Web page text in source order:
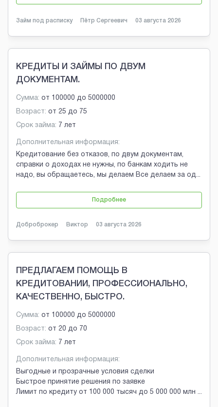
Займ под расписку Пётр Сергеевич 03 августа 2026
КРЕДИТЫ И ЗАЙМЫ ПО ДВУМ
ДОКУМЕНТАМ.
Сумма: от 100000 до 5000000
Возраст: от 25 до 75
Срок займа: 7 лет
Дополнительная информация:
Кредитование без отказов, по двум документам,
справки о доходах не нужны, по банкам ходить не
надо, вы обращаетесь, мы делаем Все делаем за од...
Подробнее
Доброброкер Виктор 03 августа 2026
ПРЕДЛАГАЕМ ПОМОЩЬ В
КРЕДИТОВАНИИ, ПРОФЕССИОНАЛЬНО,
КАЧЕСТВЕННО, БЫСТРО.
Сумма: от 100000 до 5000000
Возраст: от 20 до 70
Срок займа: 7 лет
Дополнительная информация:
Выгодные и прозрачные условия сделки
Быстрое принятие решения по заявке
Лимит по кредиту от 100 000 тысяч до 5 000 000 млн ...